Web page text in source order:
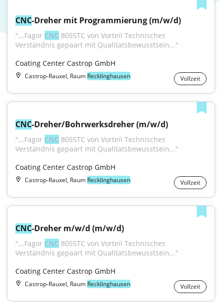
CNC-Dreher mit Programmierung (m/w/d)
"...Fagor CNC 8055TC von Vorteil Technisches
Verständnis gepaart mit Qualitätsbewusstsein..."
Coating Center Castrop GmbH
Castrop-Rauxel, Raum Recklinghausen Vollzeit
CNC-Dreher/Bohrwerksdreher (m/w/d)
"...Fagor CNC 8055TC von Vorteil Technisches
Verständnis gepaart mit Qualitätsbewusstsein..."
Coating Center Castrop GmbH
Castrop-Rauxel, Raum Recklinghausen Vollzeit
CNC-Dreher m/w/d (m/w/d)
"...Fagor CNC 8055TC von Vorteil Technisches
Verständnis gepaart mit Qualitätsbewusstsein..."
Coating Center Castrop GmbH
Castrop-Rauxel, Raum Recklinghausen Vollzeit